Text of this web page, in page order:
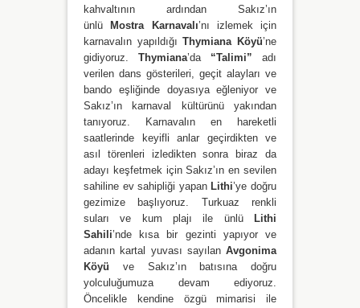
kahvaltının ardından Sakız’ın
ünlü
Mostra Karnavalı’nı izlemek için
karnavalın yapıldığıThymiana Köyü’ne
gidiyoruz. Thymiana’da“Talimi” adı
verilen dans gösterileri, geçit alayları ve
bando eşliğinde doyasıya eğleniyor ve
Sakız’ın karnaval kültürünü yakından
tanıyoruz. Karnavalın en hareketli
saatlerinde keyifli anlar geçirdikten ve
asıl törenleri izledikten sonra biraz da
adayı keşfetmek için Sakız’ın en sevilen
sahiline ev sahipliği yapan Lithi’ye doğru
gezimize başlıyoruz. Turkuaz renkli
suları ve kum plajı ile ünlü
Lithi
Sahili’nde kısa bir gezinti yapıyor ve
adanın kartal yuvası sayılan Avgonima
Köyü ve
Sakız’ın batısına doğru
yolculuğumuza devam ediyoruz.
Öncelikle kendine özgü mimarisi ile